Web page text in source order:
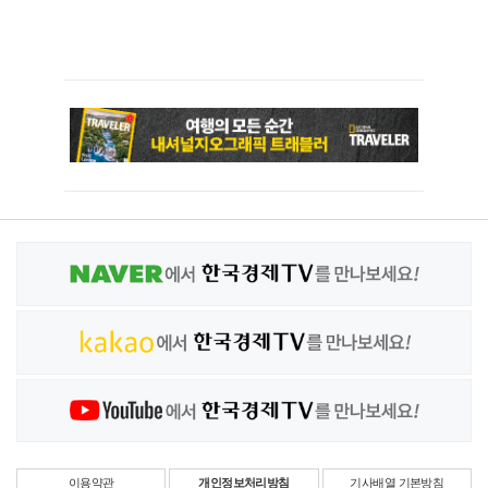
이용약관 개인정보처리방침 기사배열 기본방침